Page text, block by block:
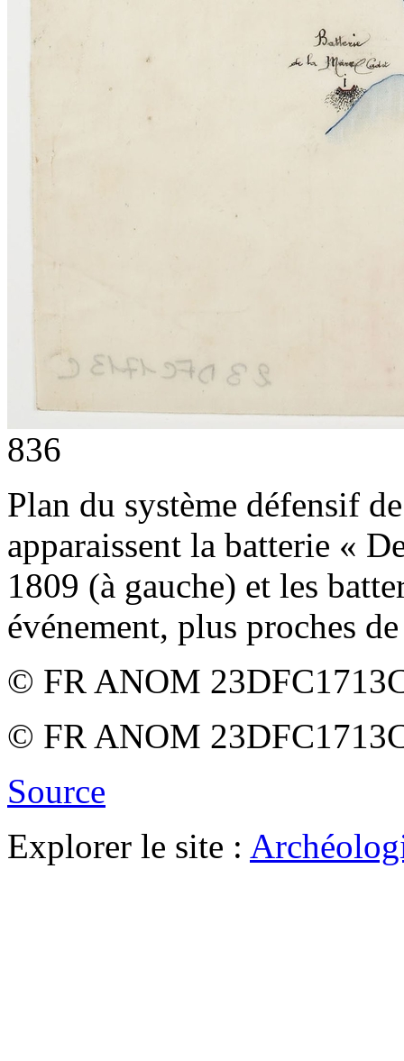
836
Plan du système défensif
apparaissent la batterie «
1809 (à gauche) et les
événement, plus proches
© FR ANOM
© FR ANOM
Source
Explorer le site :